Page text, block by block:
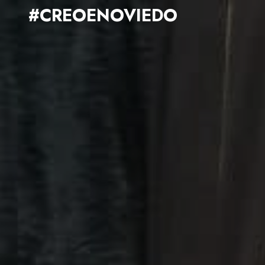
#CREOENOVIEDO